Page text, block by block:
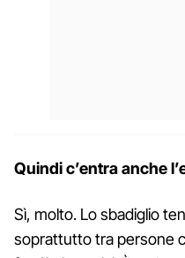
Quindi c’entra anche
Sì, molto. Lo sbadiglio
soprattutto tra persone